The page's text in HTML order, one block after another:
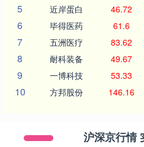
5 近岸蛋白 46.72
6 毕得医药 61.6
7 五洲医疗 83.62
8 耐科装备 49.67
9 一博科技 53.33
10 方邦股份 146.16
沪深京行情